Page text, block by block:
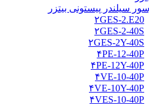
سیلندر پیستونی بیتزر
۲GES-2.E20
۲GES-2-40S
۲GES-2Y-40S
۴PE-12-40P
۴PE-12Y-40P
۴VE-10-40P
۴VE-10Y-40P
۴VES-10-40P